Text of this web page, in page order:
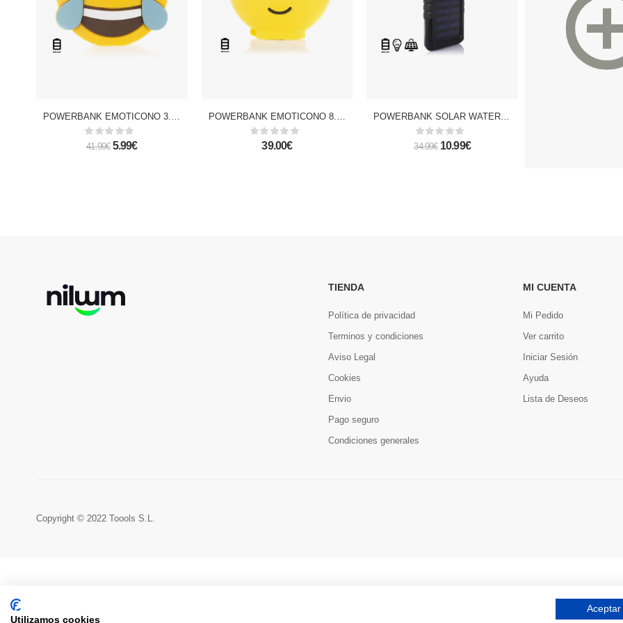
POWERBANK EMOTICONO 3.600mAh LAUGH
41.99€ 5.99€
POWERBANK EMOTICONO 8.800mAh + FUNDA. BIG EYES
39.00€
POWERBANK SOLAR WATERPROOF DE 5.000mAh
34.99€ 10.99€
TIENDA
Política de privacidad
Terminos y condiciones
Aviso Legal
Cookies
Envio
Pago seguro
Condiciones generales
MI CUENTA
Mi Pedido
Ver carrito
Iniciar Sesión
Ayuda
Lista de Deseos
Copyright © 2022 Toools S.L.
Utilizamos cookies
Aceptar